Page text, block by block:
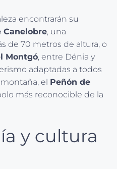
encontrarán su
Canelobre, una
de 70 metros de altura, o
Montgó, entre Dénia y
adaptadas a todos
el Peñón de
más reconocible de la
y cultura